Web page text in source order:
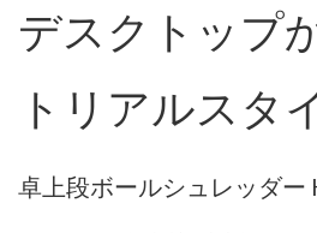
デスクトップ
トリアルスタ
卓上段ボールシュレッダー